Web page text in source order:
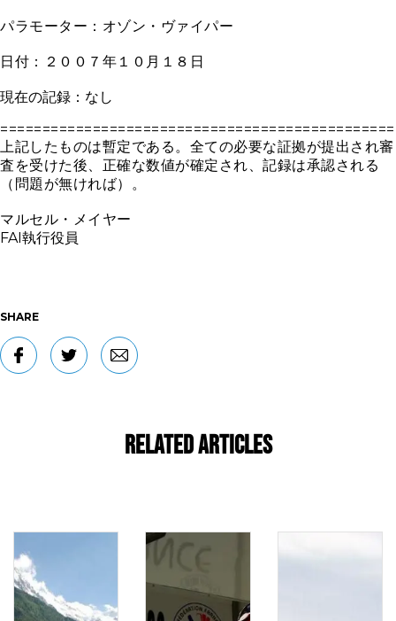
パラモーター：オゾン・ヴァイパー
日付：２００７年１０月１８日
現在の記録：なし
上記したものは暫定である。全ての必要な証拠が提出され審
査を受けた後、正確な数値が確定され、記録は承認される
（問題が無ければ）。
マルセル・メイヤー
FAI執行役員
SHARE
Related Articles